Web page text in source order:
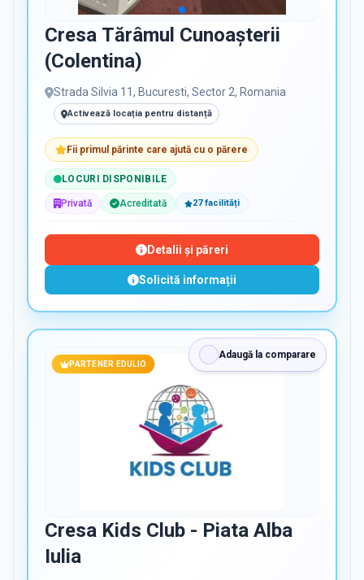
Cresa Tărâmul Cunoașterii
(Colentina)
Strada Silvia 11, Bucuresti, Sector 2, Romania
Activează locația pentru distanță
Fii primul părinte care ajută cu o părere
LOCURI DISPONIBILE
Privată Acreditată 27facilități
Detalii și păreri
Solicită informații
Adaugă la comparare
PARTENER EDULIO
Cresa Kids Club - Piata Alba
Iulia